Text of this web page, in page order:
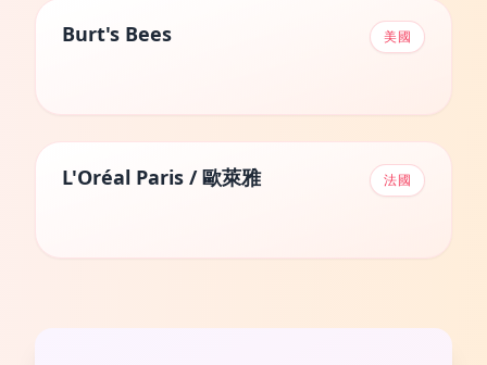
Burt's Bees 美國
L'Oréal Paris / 歐萊雅 法國